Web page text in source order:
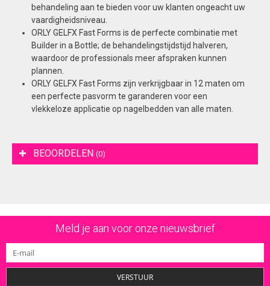
behandeling aan te bieden voor uw klanten ongeacht uw
vaardigheidsniveau.
ORLY GELFX Fast Forms is de perfecte combinatie met
Builder in a Bottle; de behandelingstijdstijd halveren,
waardoor de professionals meer afspraken kunnen
plannen.
ORLY GELFX Fast Forms zijn verkrijgbaar in 12 maten om
een perfecte pasvorm te garanderen voor een
vlekkeloze applicatie op nagelbedden van alle maten.
BEOORDELEN (0)
Meld je aan voor onze nieuwsbrief
VERSTUUR